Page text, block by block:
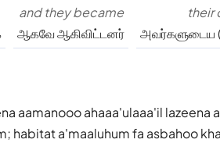
their
அவர்களுடைய
and they became
ஆகவே ஆகிவிட்டனர்
aamanooo ahaaa'ulaaa'il lazeena
habitat a'maaluhum fa asbahoo